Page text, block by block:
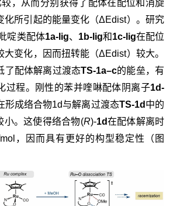
，从而分别获得了配体在配位和消旋
化所引起的能量变化（ΔEdist）。研究
啶类配体1a-lig、 1b-lig和1c-lig在配位
变化，因而扭转能（ΔEdist）较大。
了配体解离过渡态TS-1a–c的能垒，有
过程。刚性的苯并喹啉配体阴离子1d-
形成络合物1d与解离过渡态TS-1d 中的
小。这使得络合物(R)-1d在配体解离时
，因而具有更好的构型稳定性（图